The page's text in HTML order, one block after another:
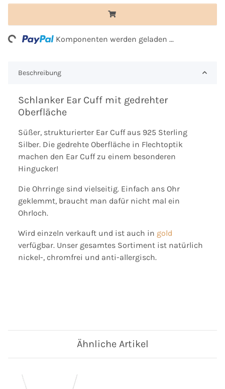
Komponenten werden geladen ...
Beschreibung
Schlanker Ear Cuff mit gedrehter
Oberfläche
Süßer, strukturierter Ear Cuff aus 925 Sterling
Silber. Die gedrehte Oberfläche in Flechtoptik
machen den Ear Cuff zu einem besonderen
Hingucker!
Die Ohrringe sind vielseitig. Einfach ans Ohr
geklemmt, braucht man dafür nicht mal ein
Ohrloch.
Wird einzeln verkauft und ist auch in gold
verfügbar. Unser gesamtes Sortiment ist natürlich
nickel-, chromfrei und anti-allergisch.
Ähnliche Artikel